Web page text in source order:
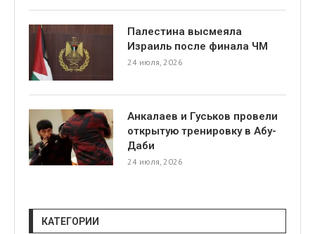
Палестина высмеяла
Израиль после финала ЧМ
24 июля, 2026
Анкалаев и Гуськов провели
открытую тренировку в Абу-
Даби
24 июля, 2026
КАТЕГОРИИ